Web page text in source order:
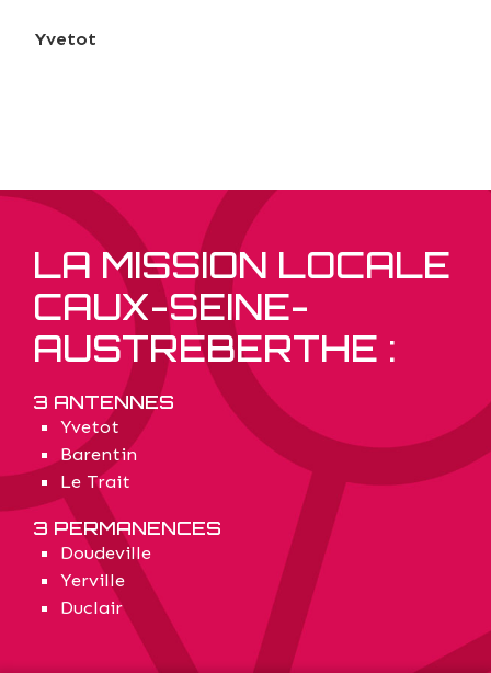
Yvetot
LA MISSION LOCALE
CAUX-SEINE-
AUSTREBERTHE :
3 ANTENNES
Yvetot
Barentin
Le Trait
3 PERMANENCES
Doudeville
Yerville
Duclair